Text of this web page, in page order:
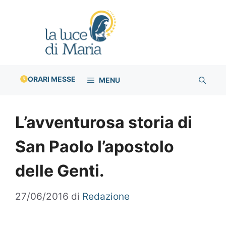
ORARI MESSE MENU
L’avventurosa storia di
San Paolo l’apostolo
delle Genti.
27/06/2016 di Redazione